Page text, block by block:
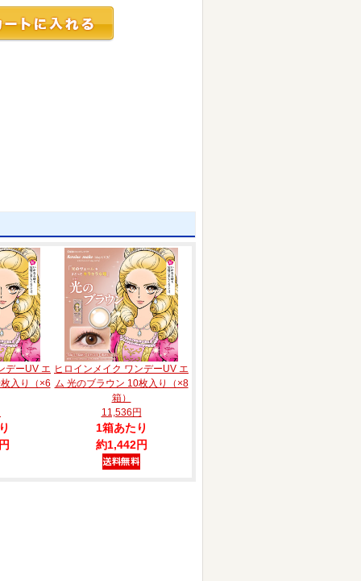
デーUV エ
入り（×6
ヒロインメイク ワンデーUV エ
ム 光のブラウン 10枚入り（×8
箱）
11,536円
1箱あたり
約1,442円